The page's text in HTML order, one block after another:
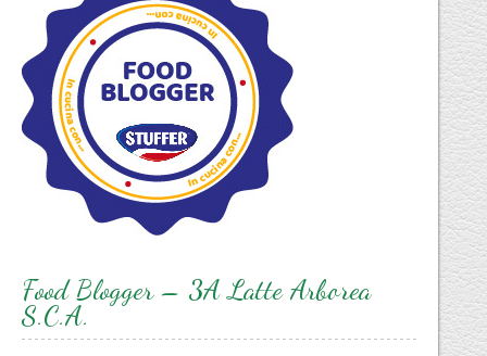
Food Blogger – 3A Latte Arborea
S.C.A.